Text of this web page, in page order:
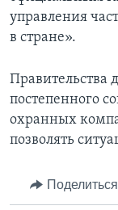
управления
в стране».
Правительства
постепенного
охранных
позволять
Поделиться